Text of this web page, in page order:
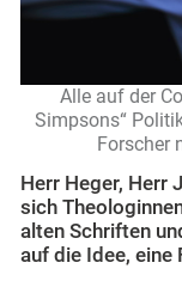
Alle auf der
Simpsons“
Forscher
Herr Heger, Herr
sich
alten Schriften
auf die Idee, eine